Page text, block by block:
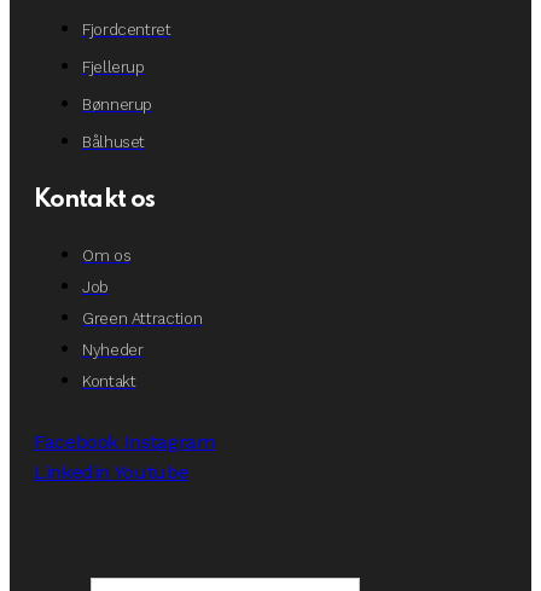
Fjordcentret
Fjellerup
Bønnerup
Bålhuset
Kontakt os
Om os
Job
Green Attraction
Nyheder
Kontakt
Facebook Instagram
Linkedin Youtube